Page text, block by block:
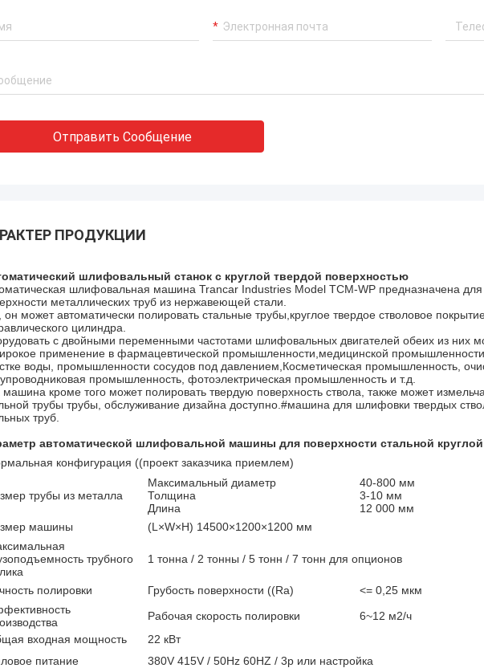
Отправить Сообщение
ПРОДУКЦИИ
шлифовальный станок с круглой твердой поверхностью
шлифовальная машина Trancar Industries Model TCM-WP предназначена
металлических труб из нержавеющей стали.
он может автоматически полировать стальные трубы,круглое твердое стволовое
цилиндра.
с двойными переменными частотами шлифовальных двигателей обеих из них
применение в фармацевтической промышленности,медицинской
воды, промышленности сосудов под давлением,Косметическая промышленность,
промышленность, фотоэлектрическая промышленность и т.д.
машина кроме того может полировать твердую поверхность ствола, также может
трубы трубы, обслуживание дизайна доступно.#машина для шлифовки твердых
труб.
автоматической шлифовальной машины для поверхности стальной
конфигурация ((проект заказчика приемлем)
трубы из металла
Максимальный диаметр
40-800 мм
Толщина
3-10 мм
Длина
12 000 мм
машины
(L×W×H) 14500×1200×1200 мм
трубного
1 тонна / 2 тонны / 5 тонн / 7 тонн для опционов
полировки Грубость поверхности ((Ra)
<= 0,25 мкм
Рабочая скорость полировки
6~12 м2/ч
входная мощность
22 кВт
питание
380V 415V / 50Hz 60HZ / 3p или настройка